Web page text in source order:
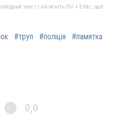
текст і натисніть Ctrl + Enter, щоб
#труп #поліція
#памятка
0,0